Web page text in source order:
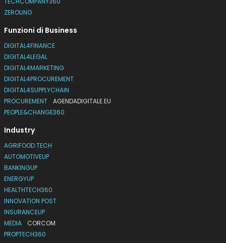
ZEROUNO
Funzioni di Business
DIGITAL4FINANCE
DIGITAL4LEGAL
DIGITAL4MARKETING
DIGITAL4PROCUREMENT
DIGITAL4SUPPLYCHAIN
PROCUREMENT
AGENDADIGITALE.EU
PEOPLE&CHANGE360
Industry
AGRIFOOD.TECH
AUTOMOTIVEUP
BANKINGUP
ENERGYUP
HEALTHTECH360
INNOVATION POST
INSURANCEUP
MEDIA
CORCOM
PROPTECH360